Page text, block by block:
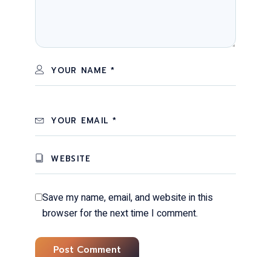
Save my name, email, and website in this
browser for the next time I comment.
Post Comment